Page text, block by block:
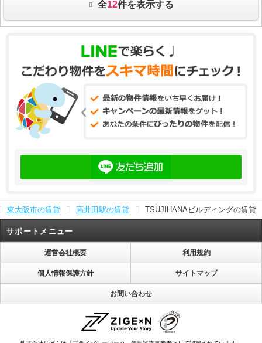
全12件を表示する
東大阪市の賃貸 高井田駅の賃貸 TSUJIHANAビルディングの賃貸
サポートメニュー
運営会社概要 利用規約
個人情報保護方針 サイトマップ
お問い合わせ